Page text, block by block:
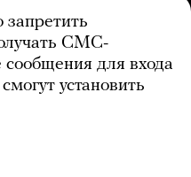
СМС-
для входа
установить